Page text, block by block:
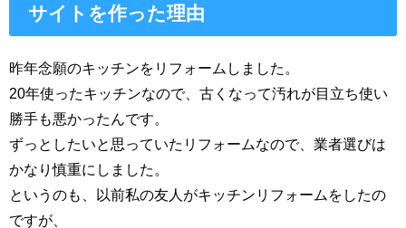
サイトを作った理由
昨年念願のキッチンをリフォームしました。
20年使ったキッチンなので、古くなって汚れが目立ち使い
勝手も悪かったんです。
ずっとしたいと思っていたリフォームなので、業者選びは
かなり慎重にしました。
というのも、以前私の友人がキッチンリフォームをしたの
ですが、